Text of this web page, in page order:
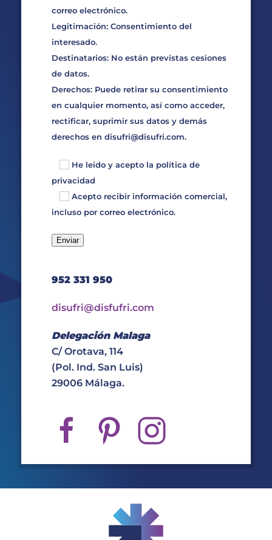
correo electrónico.
Legitimación: Consentimiento del
interesado.
Destinatarios: No están previstas cesiones
de datos.
Derechos: Puede retirar su consentimiento
en cualquier momento, así como acceder,
rectificar, suprimir sus datos y demás
derechos en disufri@disufri.com.
He leido y acepto la política de
privacidad
Acepto recibir información comercial,
incluso por correo electrónico.
952 331 950
disufri@disfufri.com
Delegación Malaga
C/ Orotava, 114
(Pol. Ind. San Luis)
29006 Málaga.